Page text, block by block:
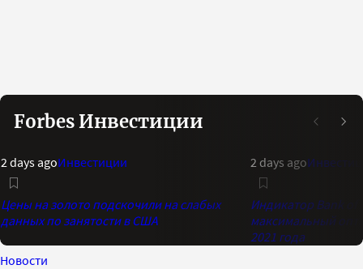
Forbes Инвестиции
2 days agoИнвестиции
Цены на золото подскочили на слабых
данных по занятости в США
2 days ago
Индикатор Bank of
максимальный
2021 года
Новости